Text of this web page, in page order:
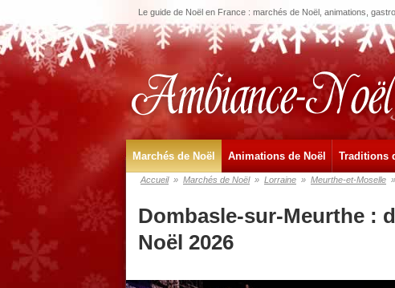
Le guide de Noël en France : marchés de Noël, animations,
Marchés de Noël Animations de Noël Traditions
Accueil » Marchés de Noël » Lorraine » Meurthe-et-Moselle »
Dombasle-sur-Meurthe :
Noël 2026